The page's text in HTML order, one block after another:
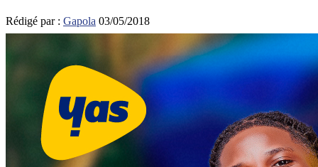
Rédigé par : Gapola 03/05/2018